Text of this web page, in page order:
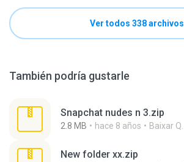
Ver todos 338 archivos
También podría gustarle
Snapchat nudes n 3.zip
2.8 MB hace 8 años Baixar Q.
New folder xx.zip